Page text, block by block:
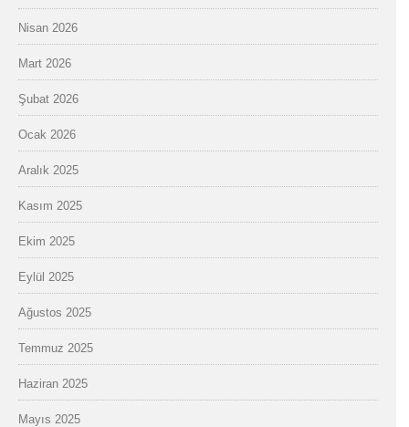
Nisan 2026
Mart 2026
Şubat 2026
Ocak 2026
Aralık 2025
Kasım 2025
Ekim 2025
Eylül 2025
Ağustos 2025
Temmuz 2025
Haziran 2025
Mayıs 2025